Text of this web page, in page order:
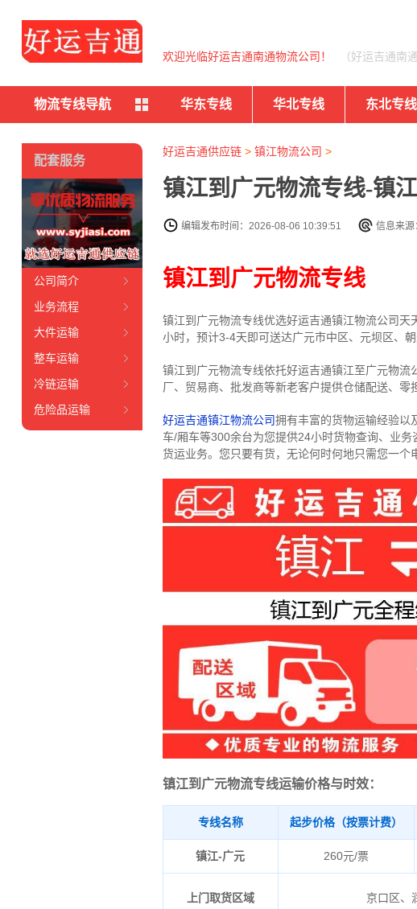
欢迎光临好运吉通南通物流公司！ （好运吉通南
物流专线导航 华东专线 华北专线 东北专线
好运吉通供应链> 镇江物流公司 >
镇江到广元物流专线-镇
编辑发布时间：2026-08-06 10:39:51 信息来源
镇江到广元物流专线
镇江到广元物流专线优选好运吉通镇江物流公司天
小时，预计3-4天即可送达广元市中区、元坝区、
镇江到广元物流专线依托好运吉通镇江至广元物
厂、贸易商、批发商等新老客户提供仓储配送、零
好运吉通镇江物流公司拥有丰富的货物运输经验以
车/厢车等300余台为您提供24小时货物查询、业务
货运业务。 您只要有货，无论何时何地只需您一个
镇江到广元物流专线运输价格与时效：
专线名称 起步价格（按票计费）
镇江-广元 260元/票
上门取货区域 京口区、
配套服务
公司简介
业务流程
大件运输
整车运输
冷链运输
危险品运输